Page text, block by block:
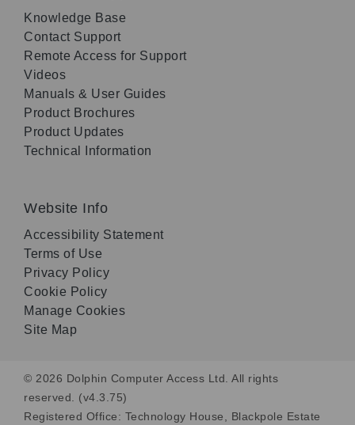
Knowledge Base
Contact Support
Remote Access for Support
Videos
Manuals & User Guides
Product Brochures
Product Updates
Technical Information
Website Info
Accessibility Statement
Terms of Use
Privacy Policy
Cookie Policy
Manage Cookies
Site Map
© 2026 Dolphin Computer Access Ltd. All rights
reserved. (v4.3.75)
Registered Office: Technology House, Blackpole Estate